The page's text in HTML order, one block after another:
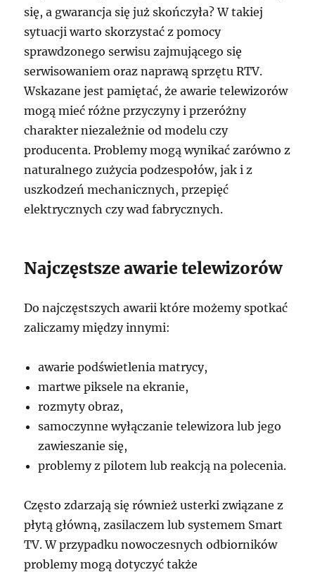
się, a gwarancja się już skończyła? W takiej
sytuacji warto skorzystać z pomocy
sprawdzonego serwisu zajmującego się
serwisowaniem oraz naprawą sprzętu RTV.
Wskazane jest pamiętać, że awarie telewizorów
mogą mieć różne przyczyny i przeróżny
charakter niezależnie od modelu czy
producenta. Problemy mogą wynikać zarówno z
naturalnego zużycia podzespołów, jak i z
uszkodzeń mechanicznych, przepięć
elektrycznych czy wad fabrycznych.
Najczęstsze awarie telewizorów
Do najczęstszych awarii które możemy spotkać
zaliczamy między innymi:
awarie podświetlenia matrycy,
martwe piksele na ekranie,
rozmyty obraz,
samoczynne wyłączanie telewizora lub jego
zawieszanie się,
problemy z pilotem lub reakcją na polecenia.
Często zdarzają się również usterki związane z
płytą główną, zasilaczem lub systemem Smart
TV. W przypadku nowoczesnych odbiorników
problemy mogą dotyczyć także